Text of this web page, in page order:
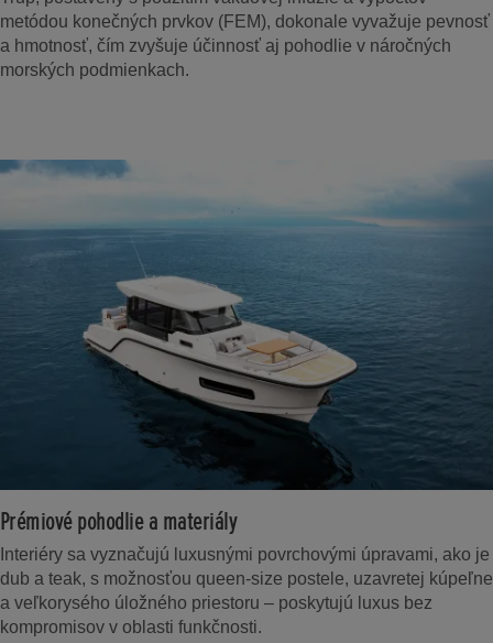
metódou konečných prvkov (FEM), dokonale vyvažuje pevnosť
a hmotnosť, čím zvyšuje účinnosť aj pohodlie v náročných
morských podmienkach.
Prémiové pohodlie a materiály
Interiéry sa vyznačujú luxusnými povrchovými úpravami, ako je
dub a teak, s možnosťou queen-size postele, uzavretej kúpeľne
a veľkorysého úložného priestoru – poskytujú luxus bez
kompromisov v oblasti funkčnosti.